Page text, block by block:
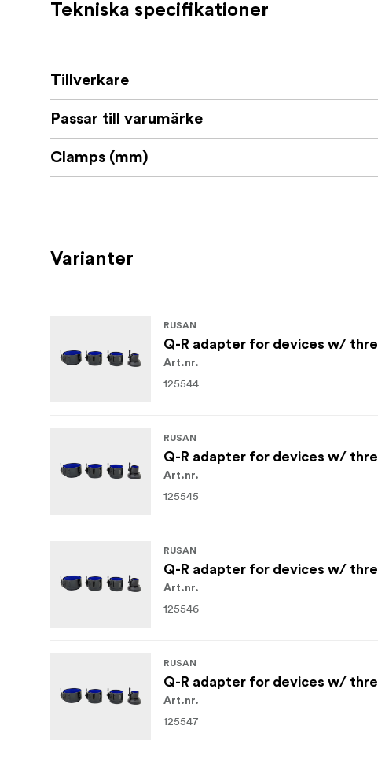
Tekniska specifikationer
Tillverkare
Passar till varumärke
Clamps (mm)
Varianter
RUSAN
Q-R adapter for devices w/
Art.nr.
125544
RUSAN
Q-R adapter for devices w/
Art.nr.
125545
RUSAN
Q-R adapter for devices w/
Art.nr.
125546
RUSAN
Q-R adapter for devices w/
Art.nr.
125547